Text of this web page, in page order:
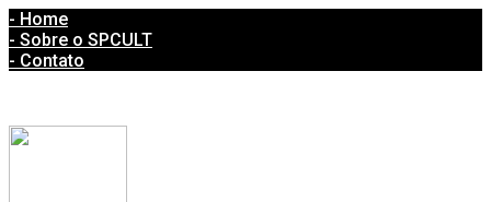
- Home
- Sobre o SPCULT
- Contato